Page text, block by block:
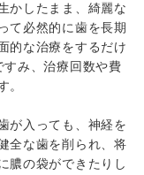
かしたまま、綺麗な
て必然的に歯を長期
的な治療をするだけ
み、治療回数や費
。
が入っても、神経を
全な歯を削られ、将
膿の袋ができたりし